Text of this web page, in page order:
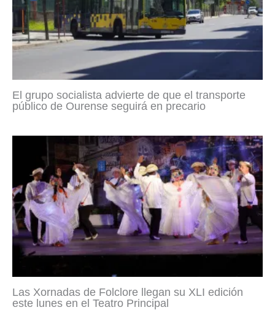
El grupo socialista advierte de que el transporte
público de Ourense seguirá en precario
Las Xornadas de Folclore llegan su XLI edición
este lunes en el Teatro Principal